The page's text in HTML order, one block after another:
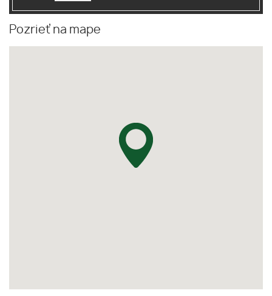
Pozrieť na mape